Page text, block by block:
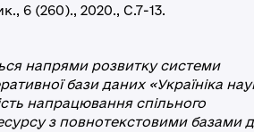
6 (260)., 2020., С.7-13.
напрями розвитку системи
бази даних «Україніка
напрацювання спільного
з повнотекстовими базами